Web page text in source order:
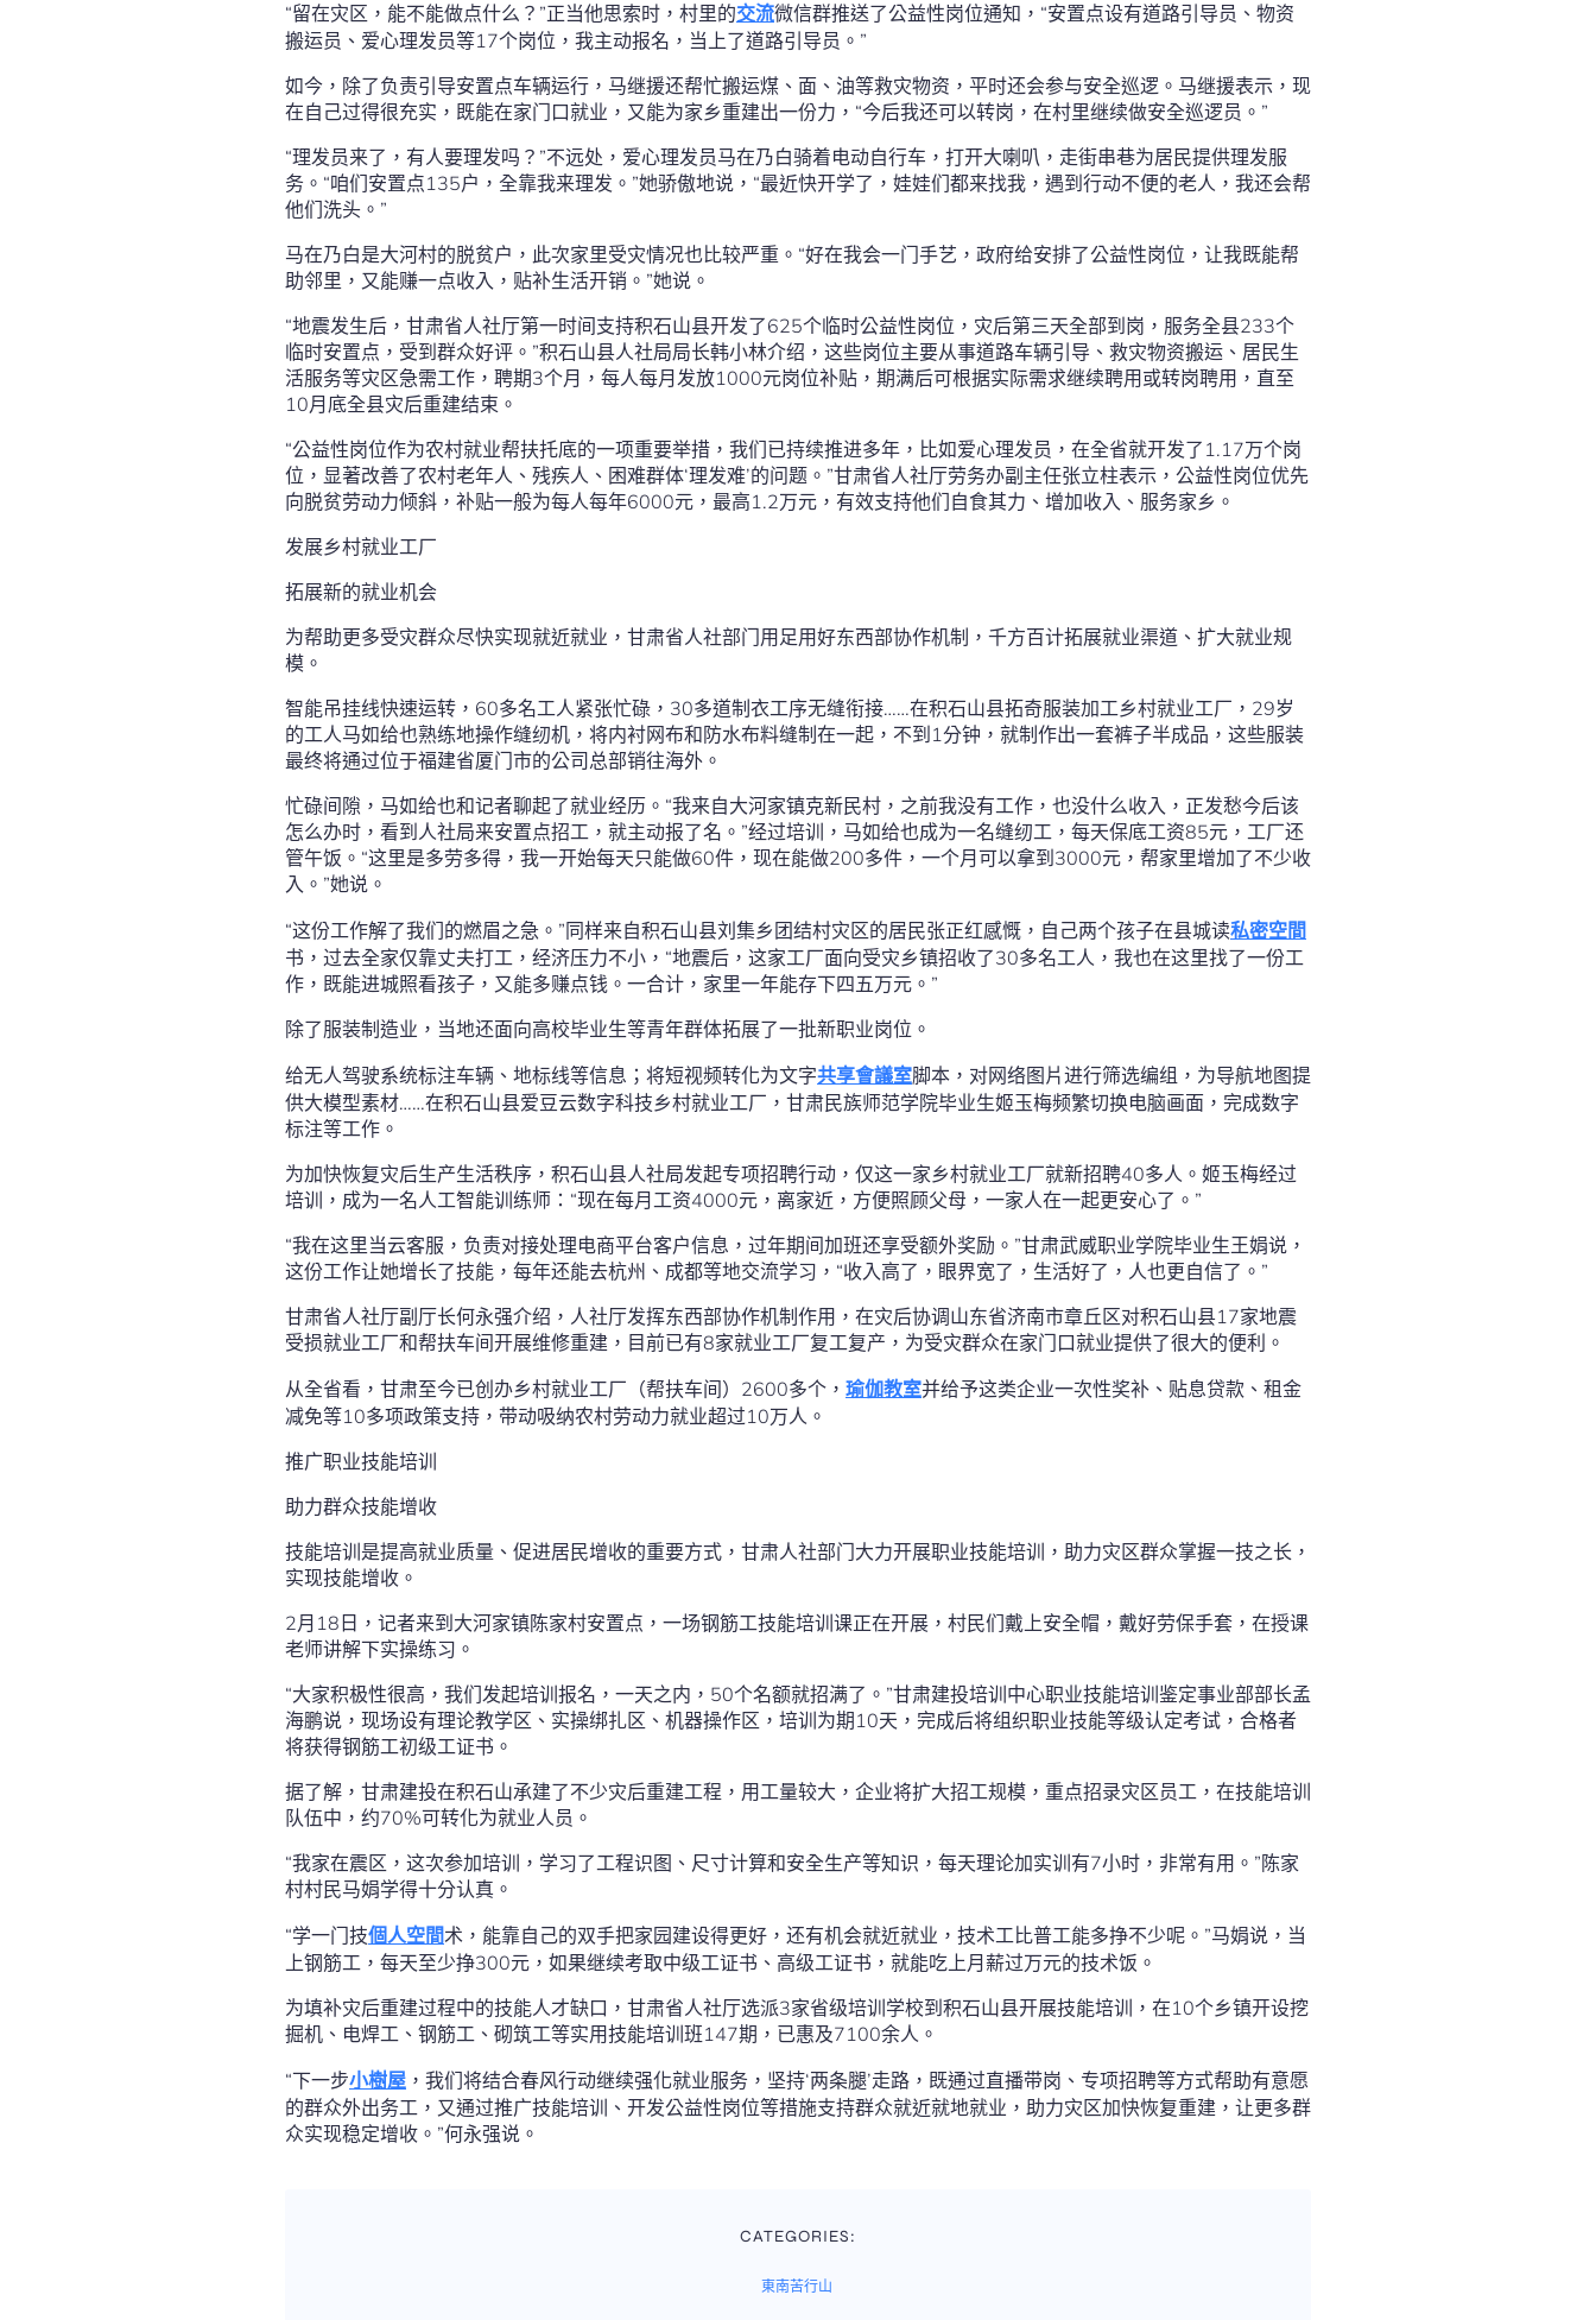
“留在灾区，能不能做点什么？”正当他思索时，村里的交流微信群推送了公益性岗位通知，“安置点设有道路引导员、物资
搬运员、爱心理发员等17个岗位，我主动报名，当上了道路引导员。”
如今，除了负责引导安置点车辆运行，马继援还帮忙搬运煤、面、油等救灾物资，平时还会参与安全巡逻。马继援表示，现
在自己过得很充实，既能在家门口就业，又能为家乡重建出一份力，“今后我还可以转岗，在村里继续做安全巡逻员。”
“理发员来了，有人要理发吗？”不远处，爱心理发员马在乃白骑着电动自行车，打开大喇叭，走街串巷为居民提供理发服
务。“咱们安置点135户，全靠我来理发。”她骄傲地说，“最近快开学了，娃娃们都来找我，遇到行动不便的老人，我还会帮
他们洗头。”
马在乃白是大河村的脱贫户，此次家里受灾情况也比较严重。“好在我会一门手艺，政府给安排了公益性岗位，让我既能帮
助邻里，又能赚一点收入，贴补生活开销。”她说。
“地震发生后，甘肃省人社厅第一时间支持积石山县开发了625个临时公益性岗位，灾后第三天全部到岗，服务全县233个
临时安置点，受到群众好评。”积石山县人社局局长韩小林介绍，这些岗位主要从事道路车辆引导、救灾物资搬运、居民生
活服务等灾区急需工作，聘期3个月，每人每月发放1000元岗位补贴，期满后可根据实际需求继续聘用或转岗聘用，直至
10月底全县灾后重建结束。
“公益性岗位作为农村就业帮扶托底的一项重要举措，我们已持续推进多年，比如爱心理发员，在全省就开发了1.17万个岗
位，显著改善了农村老年人、残疾人、困难群体‘理发难’的问题。”甘肃省人社厅劳务办副主任张立柱表示，公益性岗位优先
向脱贫劳动力倾斜，补贴一般为每人每年6000元，最高1.2万元，有效支持他们自食其力、增加收入、服务家乡。
发展乡村就业工厂
拓展新的就业机会
为帮助更多受灾群众尽快实现就近就业，甘肃省人社部门用足用好东西部协作机制，千方百计拓展就业渠道、扩大就业规
模。
智能吊挂线快速运转，60多名工人紧张忙碌，30多道制衣工序无缝衔接……在积石山县拓奇服装加工乡村就业工厂，29岁
的工人马如给也熟练地操作缝纫机，将内衬网布和防水布料缝制在一起，不到1分钟，就制作出一套裤子半成品，这些服装
最终将通过位于福建省厦门市的公司总部销往海外。
忙碌间隙，马如给也和记者聊起了就业经历。“我来自大河家镇克新民村，之前我没有工作，也没什么收入，正发愁今后该
怎么办时，看到人社局来安置点招工，就主动报了名。”经过培训，马如给也成为一名缝纫工，每天保底工资85元，工厂还
管午饭。“这里是多劳多得，我一开始每天只能做60件，现在能做200多件，一个月可以拿到3000元，帮家里增加了不少收
入。”她说。
“这份工作解了我们的燃眉之急。”同样来自积石山县刘集乡团结村灾区的居民张正红感慨，自己两个孩子在县城读私密空間
书，过去全家仅靠丈夫打工，经济压力不小，“地震后，这家工厂面向受灾乡镇招收了30多名工人，我也在这里找了一份工
作，既能进城照看孩子，又能多赚点钱。一合计，家里一年能存下四五万元。”
除了服装制造业，当地还面向高校毕业生等青年群体拓展了一批新职业岗位。
给无人驾驶系统标注车辆、地标线等信息；将短视频转化为文字共享會議室脚本，对网络图片进行筛选编组，为导航地图提
供大模型素材……在积石山县爱豆云数字科技乡村就业工厂，甘肃民族师范学院毕业生姬玉梅频繁切换电脑画面，完成数字
标注等工作。
为加快恢复灾后生产生活秩序，积石山县人社局发起专项招聘行动，仅这一家乡村就业工厂就新招聘40多人。姬玉梅经过
培训，成为一名人工智能训练师：“现在每月工资4000元，离家近，方便照顾父母，一家人在一起更安心了。”
“我在这里当云客服，负责对接处理电商平台客户信息，过年期间加班还享受额外奖励。”甘肃武威职业学院毕业生王娟说，
这份工作让她增长了技能，每年还能去杭州、成都等地交流学习，“收入高了，眼界宽了，生活好了，人也更自信了。”
甘肃省人社厅副厅长何永强介绍，人社厅发挥东西部协作机制作用，在灾后协调山东省济南市章丘区对积石山县17家地震
受损就业工厂和帮扶车间开展维修重建，目前已有8家就业工厂复工复产，为受灾群众在家门口就业提供了很大的便利。
从全省看，甘肃至今已创办乡村就业工厂（帮扶车间）2600多个， 瑜伽教室并给予这类企业一次性奖补、贴息贷款、租金
减免等10多项政策支持，带动吸纳农村劳动力就业超过10万人。
推广职业技能培训
助力群众技能增收
技能培训是提高就业质量、促进居民增收的重要方式，甘肃人社部门大力开展职业技能培训，助力灾区群众掌握一技之长，
实现技能增收。
2月18日，记者来到大河家镇陈家村安置点，一场钢筋工技能培训课正在开展，村民们戴上安全帽，戴好劳保手套，在授课
老师讲解下实操练习。
“大家积极性很高，我们发起培训报名，一天之内，50个名额就招满了。”甘肃建投培训中心职业技能培训鉴定事业部部长孟
海鹏说，现场设有理论教学区、实操绑扎区、机器操作区，培训为期10天，完成后将组织职业技能等级认定考试，合格者
将获得钢筋工初级工证书。
据了解，甘肃建投在积石山承建了不少灾后重建工程，用工量较大，企业将扩大招工规模，重点招录灾区员工，在技能培训
队伍中，约70%可转化为就业人员。
“我家在震区，这次参加培训，学习了工程识图、尺寸计算和安全生产等知识，每天理论加实训有7小时，非常有用。”陈家
村村民马娟学得十分认真。
“学一门技個人空間术，能靠自己的双手把家园建设得更好，还有机会就近就业，技术工比普工能多挣不少呢。”马娟说，当
上钢筋工，每天至少挣300元，如果继续考取中级工证书、高级工证书，就能吃上月薪过万元的技术饭。
为填补灾后重建过程中的技能人才缺口，甘肃省人社厅选派3家省级培训学校到积石山县开展技能培训，在10个乡镇开设挖
掘机、电焊工、钢筋工、砌筑工等实用技能培训班147期，已惠及7100余人。
“下一步小樹屋 ，我们将结合春风行动继续强化就业服务，坚持‘两条腿’走路，既通过直播带岗、专项招聘等方式帮助有意愿
的群众外出务工，又通过推广技能培训、开发公益性岗位等措施支持群众就近就地就业，助力灾区加快恢复重建，让更多群
众实现稳定增收。”何永强说。
CATEGORIES:
東南苦行山